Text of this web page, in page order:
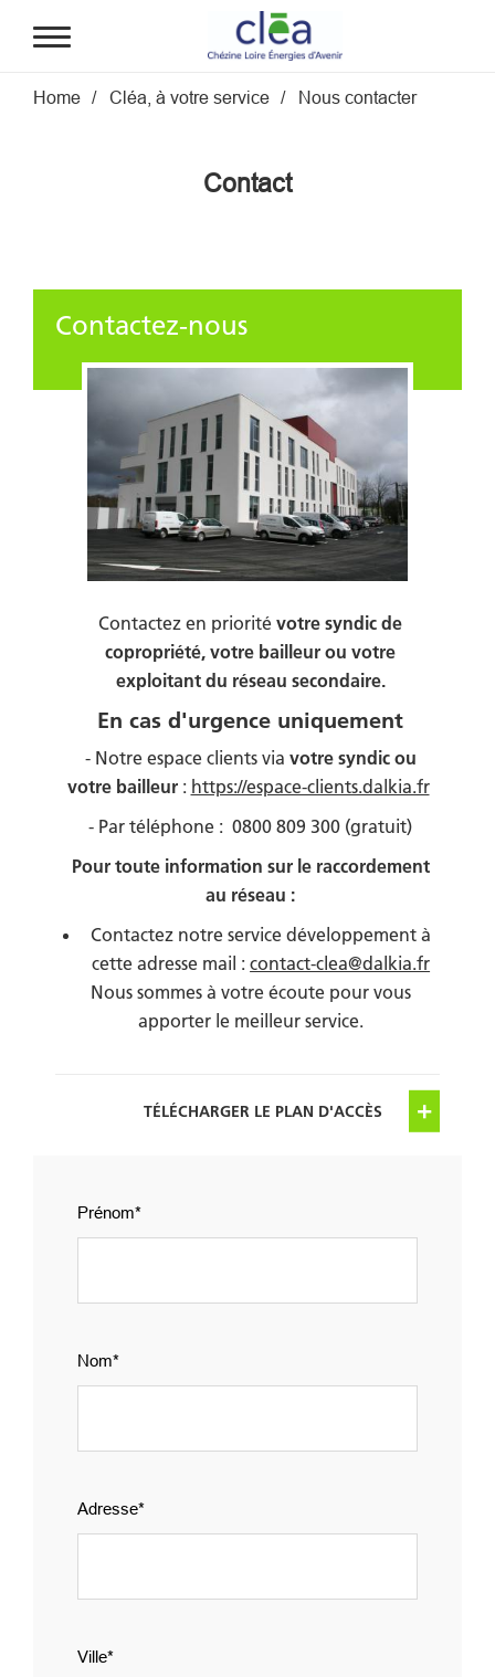
Fil d'Ariane
Home Cléa, à votre service Nous contacter
Contact
group_1
Prénom
Nom
Adresse
group_2
Ville
Contactez-nous
Contactez en priorité votre syndic de
copropriété, votre bailleur ou votre
exploitant du réseau secondaire.
En cas d'urgence uniquement
- Notre espace clients via votre syndic ou
votre bailleur: https://espace-clients.dalkia.fr
- Par téléphone : 0800 809 300 (gratuit)
Pour toute information sur le raccordement
au réseau :
Contactez notre service développement à
cette adresse mail :contact-clea@dalkia.fr
Nous sommes à votre écoute pour vous
apporter le meilleur service.
TÉLÉCHARGER LE PLAN D'ACCÈS